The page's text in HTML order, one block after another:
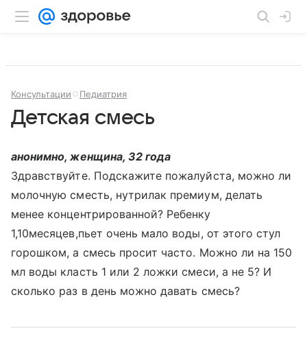
Консультации Педиатрия
Детская смесь
анонимно, женщина, 32 года
Здравствуйте. Подскажите пожалуйста, можно ли
молочную сместь, нутрилак премиум, делать
менее концентрированной? Ребенку
1,10месяцев,пьет очень мало воды, от этого стул
горошком, а смесь просит часто. Можно ли на 150
мл воды класть 1 или 2 ложки смеси, а не 5? И
сколько раз в день можно давать смесь?